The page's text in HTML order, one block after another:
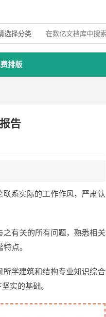
选择分类
排版
告
系实际的工作作风，严肃认
有关的所有问题，熟悉相关
点。
学建筑和结构专业知识综合
实的基础。